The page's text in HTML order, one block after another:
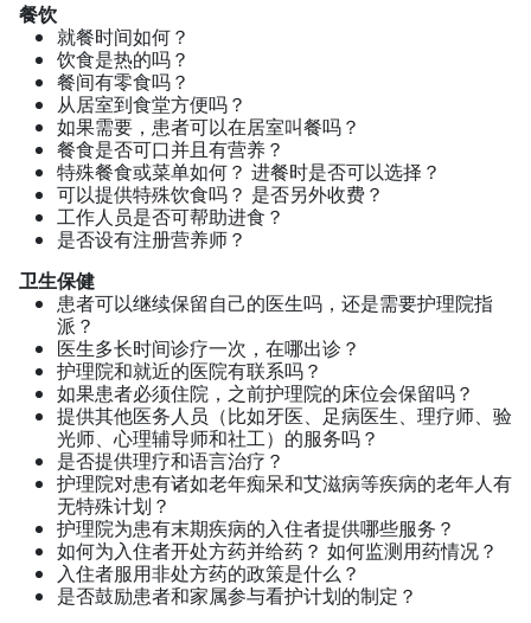
餐饮
就餐时间如何？
饮食是热的吗？
餐间有零食吗？
从居室到食堂方便吗？
如果需要，患者可以在居室叫餐吗？
餐食是否可口并且有营养？
特殊餐食或菜单如何？ 进餐时是否可以选择？
可以提供特殊饮食吗？ 是否另外收费？
工作人员是否可帮助进食？
是否设有注册营养师？
卫生保健
患者可以继续保留自己的医生吗，还是需要护理院指
派？
医生多长时间诊疗一次，在哪出诊？
护理院和就近的医院有联系吗？
如果患者必须住院，之前护理院的床位会保留吗？
提供其他医务人员（比如牙医、足病医生、理疗师、验
光师、心理辅导师和社工）的服务吗？
是否提供理疗和语言治疗？
护理院对患有诸如老年痴呆和艾滋病等疾病的老年人有
无特殊计划？
护理院为患有末期疾病的入住者提供哪些服务？
如何为入住者开处方药并给药？ 如何监测用药情况？
入住者服用非处方药的政策是什么？
是否鼓励患者和家属参与看护计划的制定？